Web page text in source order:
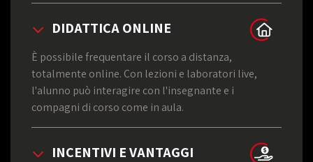
DIDATTICA ONLINE
È possibile frequentare il corso a distanza,
totalmente online. Con lezioni e laboratori live,
l'alunno può interagire con l'insegnante e i
compagni di corso come in aula.
INCENTIVI E VANTAGGI